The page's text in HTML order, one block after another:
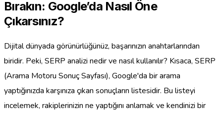
Bırakın: Google’da Nasıl Öne
Çıkarsınız?
Dijital dünyada görünürlüğünüz, başarınızın anahtarlarından
biridir. Peki, SERP analizi nedir ve nasıl kullanılır? Kısaca, SERP
(Arama Motoru Sonuç Sayfası), Google'da bir arama
yaptığınızda karşınıza çıkan sonuçların listesidir. Bu listeyi
incelemek, rakiplerinizin ne yaptığını anlamak ve kendinizi bir